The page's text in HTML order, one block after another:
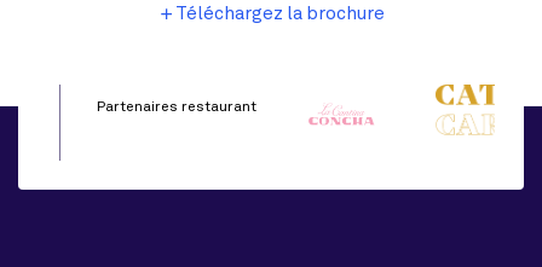
Téléchargez la brochure
Partenaires restaurant